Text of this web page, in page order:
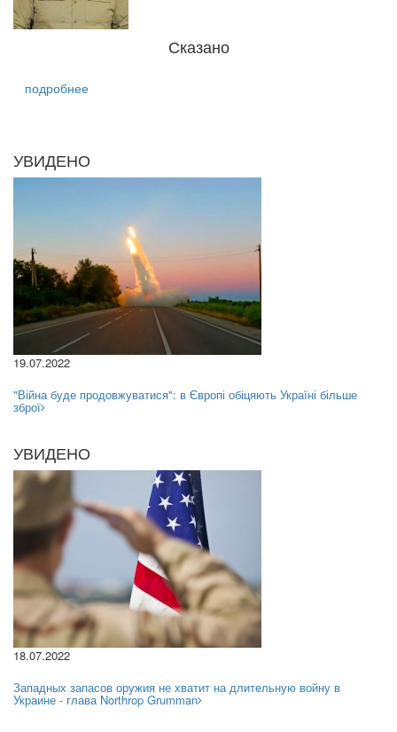
Сказано
подробнее
УВИДЕНО
19.07.2022
"Війна буде продовжуватися": в Європі обіцяють Україні більше
зброї
УВИДЕНО
18.07.2022
Западных запасов оружия не хватит на длительную войну в
Украине - глава Northrop Grumman